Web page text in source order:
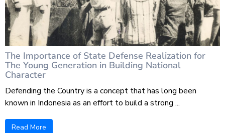
The Importance of State Defense Realization for
The Young Generation in Building National
Character
Defending the Country is a concept that has long been
known in Indonesia as an effort to build a strong ...
Read More